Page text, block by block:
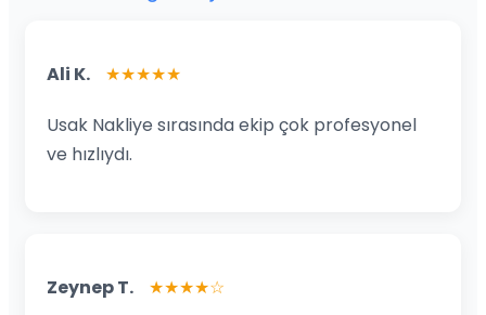
Ali K. ★★★★★
Usak Nakliye sırasında ekip çok profesyonel
ve hızlıydı.
Zeynep T. ★★★★☆